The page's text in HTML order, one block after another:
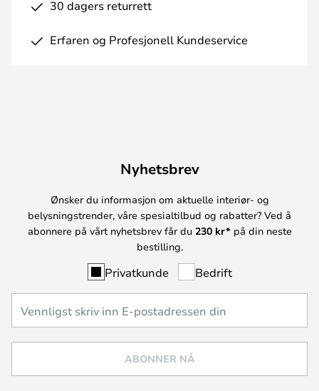
30 dagers returrett
Erfaren og Profesjonell Kundeservice
Nyhetsbrev
Ønsker du informasjon om aktuelle interiør- og
belysningstrender, våre spesialtilbud og rabatter? Ved å
abonnere på vårt nyhetsbrev får du 230 kr* på din neste
bestilling.
Privatkunde Bedrift
ABONNER NÅ